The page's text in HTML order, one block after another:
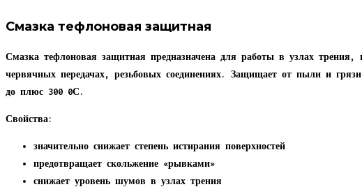
Смазка тефлоновая защитная
Смазка тефлоновая защитная предназначена для работы в узлах
червячных передачах, резьбовых соединениях. Защищает от пыли и
до плюс 300 0С.
Свойства:
значительно снижает степень истирания поверхностей
предотвращает скольжение «рывками»
снижает уровень шумов в узлах трения